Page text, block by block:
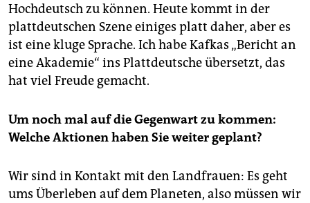
Hochdeutsch zu können. Heute kommt in der
plattdeutschen Szene einiges platt daher, aber es
ist eine kluge Sprache. Ich habe Kafkas „Bericht an
eine Akademie“ ins Plattdeutsche übersetzt, das
hat viel Freude gemacht.
Um noch mal auf die Gegenwart zu kommen:
Welche Aktionen haben Sie weiter geplant?
Wir sind in Kontakt mit den Landfrauen: Es geht
ums Überleben auf dem Planeten, also müssen wir